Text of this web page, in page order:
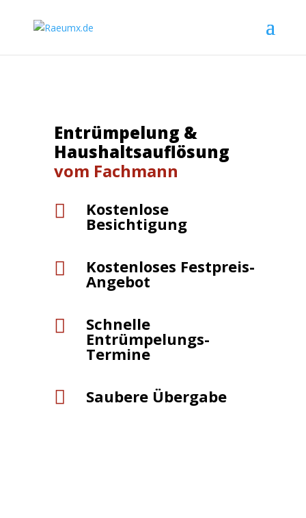
Entrümpelung &
Haushaltsauflösung
vom Fachmann
 Kostenlose
Besichtigung
 Kostenloses Festpreis-
Angebot
 Schnelle
Entrümpelungs-
Termine
 Saubere Übergabe